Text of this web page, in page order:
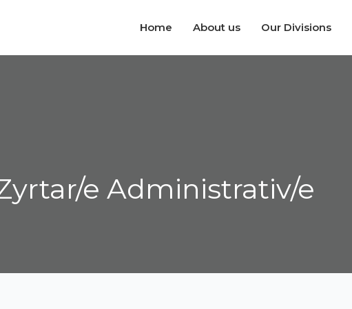
Home About us Our Divisions
e Administrativ/e